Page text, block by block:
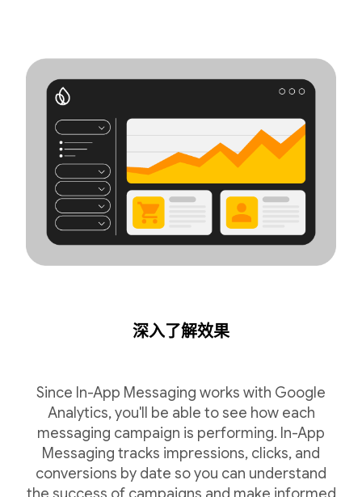
深入了解效果
Since In-App Messaging works with Google
Analytics, you'll be able to see how each
messaging campaign is performing. In-App
Messaging tracks impressions, clicks, and
conversions by date so you can understand